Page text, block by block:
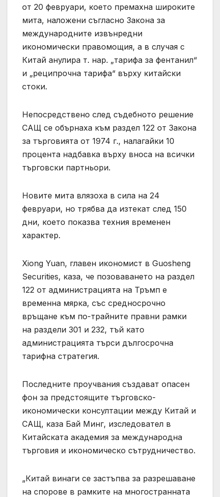
от 20 февруари, което премахна широките
мита, наложени съгласно Закона за
международните извънредни
икономически правомощия, а в случая с
Китай анулира т. нар. „тарифа за фентанил“
и „реципрочна тарифа“ върху китайски
стоки.
Непосредствено след съдебното решение
САЩ се обърнаха към раздел 122 от Закона
за търговията от 1974 г., налагайки 10
процента надбавка върху вноса на всички
търговски партньори.
Новите мита влязоха в сила на 24
февруари, но трябва да изтекат след 150
дни, което показва техния временен
характер.
Xiong Yuan, главен икономист в Guosheng
Securities, каза, че позоваването на раздел
122 от администрацията на Тръмп е
временна мярка, със средносрочно
връщане към по-трайните правни рамки
на раздели 301 и 232, тъй като
администрацията търси дългосрочна
тарифна стратегия.
Последните проучвания създават опасен
фон за предстоящите търговско-
икономически консултации между Китай и
САЩ, каза Бай Минг, изследовател в
Китайската академия за международна
търговия и икономическо сътрудничество.
„Китай винаги се застъпва за разрешаване
на спорове в рамките на многостранната